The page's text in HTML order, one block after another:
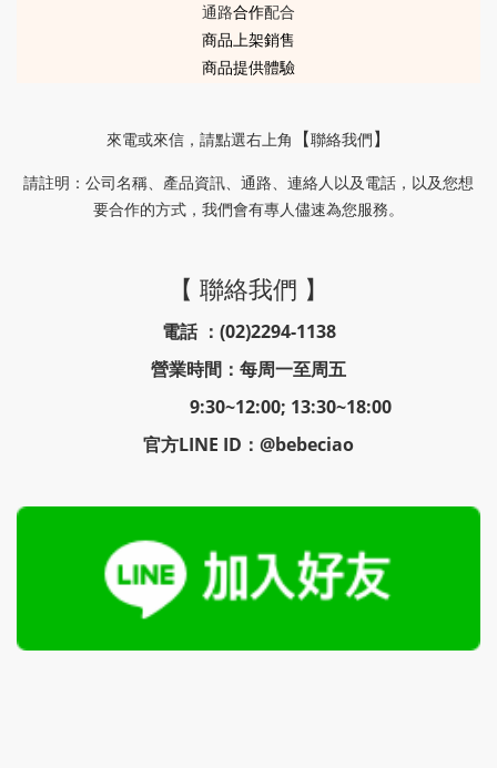
通路合作配合
商品上架銷售
商品提供體驗
來電或來信 ，請點選右上角 【聯絡我們 】
請註明 ： 公司名稱、產品資訊、通路、連絡人以及電話，以及您想
要合作的方式，我們會有專人儘速為您服務。
【 聯絡我們 】
電話 ：(02)2294-1138
營業時間：每周一至周五
9:30~12:00; 13:30~18:00
官方LINE ID：@bebeciao